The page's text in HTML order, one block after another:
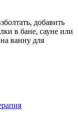
добавить
в бане, сауне или
ванну для